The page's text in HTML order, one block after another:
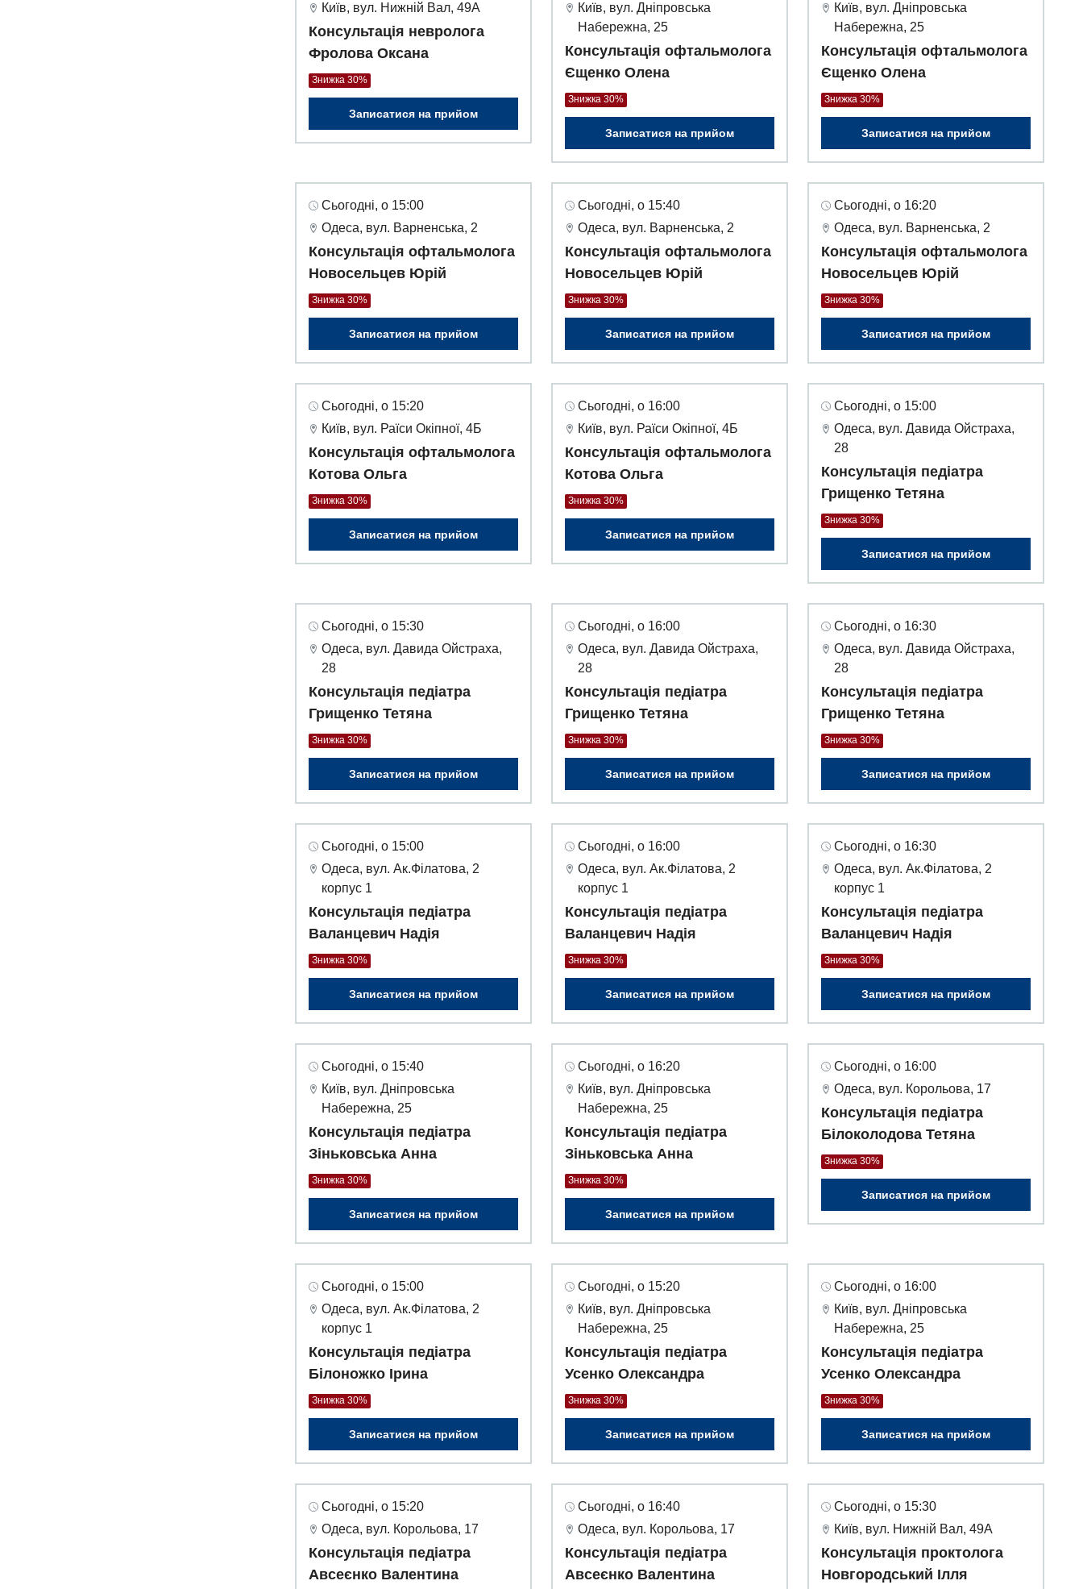
Київ, вул. Нижній Вал, 49А
Консультація невролога
Фролова Оксана
Знижка 30%
Записатися на прийом
Київ, вул. Дніпровська
Набережна, 25
Консультація офтальмолога
Єщенко Олена
Знижка 30%
Записатися на прийом
Київ, вул. Дніпровська
Набережна, 25
Консультація офтальмолога
Єщенко Олена
Знижка 30%
Записатися на прийом
Сьогодні, о 15:00
Одеса, вул. Варненська, 2
Консультація офтальмолога
Новосельцев Юрій
Знижка 30%
Записатися на прийом
Сьогодні, о 15:40
Одеса, вул. Варненська, 2
Консультація офтальмолога
Новосельцев Юрій
Знижка 30%
Записатися на прийом
Сьогодні, о 16:20
Одеса, вул. Варненська, 2
Консультація офтальмолога
Новосельцев Юрій
Знижка 30%
Записатися на прийом
Сьогодні, о 15:20
Київ, вул. Раїси Окіпної, 4Б
Консультація офтальмолога
Котова Ольга
Знижка 30%
Записатися на прийом
Сьогодні, о 16:00
Київ, вул. Раїси Окіпної, 4Б
Консультація офтальмолога
Котова Ольга
Знижка 30%
Записатися на прийом
Сьогодні, о 15:00
Одеса, вул. Давида Ойстраха,
28
Консультація педіатра
Грищенко Тетяна
Знижка 30%
Записатися на прийом
Сьогодні, о 15:30
Одеса, вул. Давида Ойстраха,
28
Консультація педіатра
Грищенко Тетяна
Знижка 30%
Записатися на прийом
Сьогодні, о 16:00
Одеса, вул. Давида Ойстраха,
28
Консультація педіатра
Грищенко Тетяна
Знижка 30%
Записатися на прийом
Сьогодні, о 16:30
Одеса, вул. Давида Ойстраха,
28
Консультація педіатра
Грищенко Тетяна
Знижка 30%
Записатися на прийом
Сьогодні, о 15:00
Одеса, вул. Ак.Філатова, 2
корпус 1
Консультація педіатра
Валанцевич Надія
Знижка 30%
Записатися на прийом
Сьогодні, о 16:00
Одеса, вул. Ак.Філатова, 2
корпус 1
Консультація педіатра
Валанцевич Надія
Знижка 30%
Записатися на прийом
Сьогодні, о 16:30
Одеса, вул. Ак.Філатова, 2
корпус 1
Консультація педіатра
Валанцевич Надія
Знижка 30%
Записатися на прийом
Сьогодні, о 15:40
Київ, вул. Дніпровська
Набережна, 25
Консультація педіатра
Зіньковська Анна
Знижка 30%
Записатися на прийом
Сьогодні, о 16:20
Київ, вул. Дніпровська
Набережна, 25
Консультація педіатра
Зіньковська Анна
Знижка 30%
Записатися на прийом
Сьогодні, о 16:00
Одеса, вул. Корольова, 17
Консультація педіатра
Білоколодова Тетяна
Знижка 30%
Записатися на прийом
Сьогодні, о 15:00
Одеса, вул. Ак.Філатова, 2
корпус 1
Консультація педіатра
Білоножко Ірина
Знижка 30%
Записатися на прийом
Сьогодні, о 15:20
Київ, вул. Дніпровська
Набережна, 25
Консультація педіатра
Усенко Олександра
Знижка 30%
Записатися на прийом
Сьогодні, о 16:00
Київ, вул. Дніпровська
Набережна, 25
Консультація педіатра
Усенко Олександра
Знижка 30%
Записатися на прийом
Сьогодні, о 15:20
Одеса, вул. Корольова, 17
Консультація педіатра
Авсеєнко Валентина
Сьогодні, о 16:40
Одеса, вул. Корольова, 17
Консультація педіатра
Авсеєнко Валентина
Сьогодні, о 15:30
Київ, вул. Нижній Вал, 49А
Консультація проктолога
Новгородський Ілля